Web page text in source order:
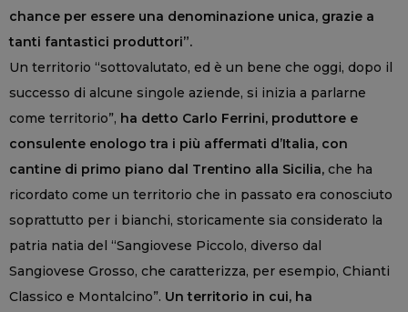
chance per essere una denominazione unica, grazie a
tanti fantastici produttori”.
Un territorio “sottovalutato, ed è un bene che oggi, dopo il
successo di alcune singole aziende, si inizia a parlarne
come territorio”, ha detto Carlo Ferrini, produttore e
consulente enologo tra i più affermati d’Italia, con
cantine di primo piano dal Trentino alla Sicilia, che ha
ricordato come un territorio che in passato era conosciuto
soprattutto per i bianchi, storicamente sia considerato la
patria natia del “Sangiovese Piccolo, diverso dal
Sangiovese Grosso, che caratterizza, per esempio, Chianti
Classico e Montalcino”. Un territorio in cui, ha